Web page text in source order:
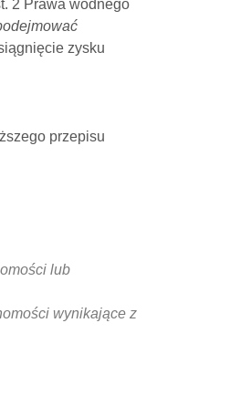
2 Prawa wodnego
zysku
przepisu
lub
wynikające z